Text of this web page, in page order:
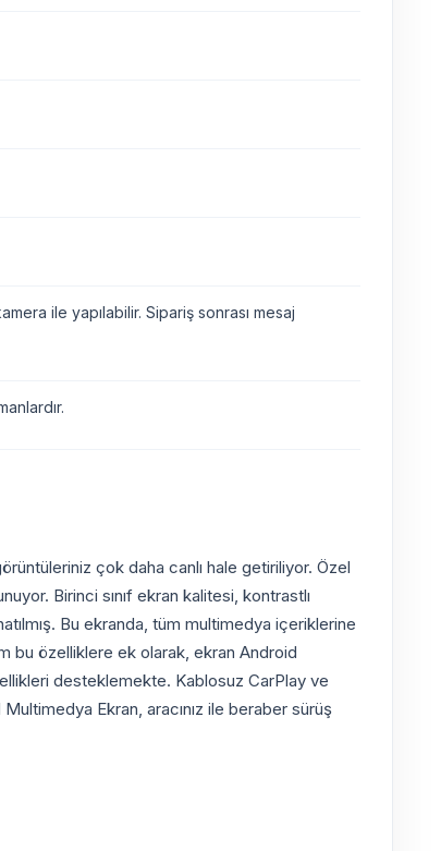
ile yapılabilir. Sipariş sonrası mesaj
çok daha canlı hale getiriliyor. Özel
Birinci sınıf ekran kalitesi, kontrastlı
Bu ekranda, tüm multimedya içeriklerine
bu özelliklere ek olarak, ekran Android
desteklemekte. Kablosuz CarPlay ve
Ekran, aracınız ile beraber sürüş